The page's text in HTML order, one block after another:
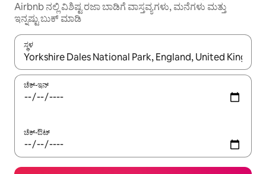
Airbnb ನಲ್ಲಿ ವಿಶಿಷ್ಟ ರಜಾ ಬಾಡಿಗೆ ವಾಸ್ತವ್ಯಗಳು, ಮನೆಗಳು ಮತ್ತು
ಇನ್ನಷ್ಟು ಬುಕ್ ಮಾಡಿ
ಸ್ಥಳ
ಫಲಿತಾಂಶಗಳು ಲಭ್ಯವಿರುವಾಗ, ಅಪ್ ಮತ್ತು ಡೌನ್ ಬಾಣದ ಕೀಲಿಗಳೊಂದಿಗೆ
ಚೆಕ್-ಇನ್
ಚೆಕ್-ಔಟ್